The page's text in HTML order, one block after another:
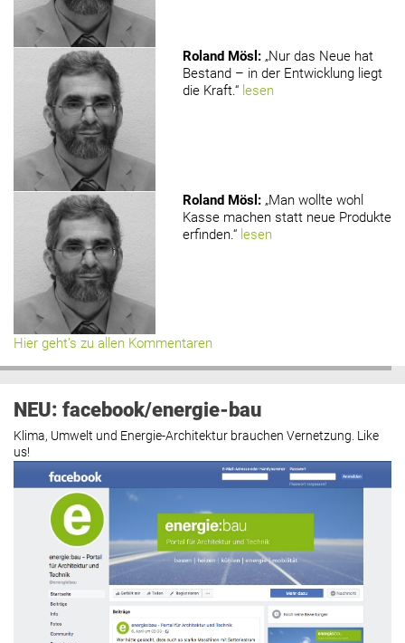
Roland Mösl : „Nur das Neue hat
Bestand – in der Entwicklung liegt
die Kraft.“ lesen
Roland Mösl : „Man wollte wohl
Kasse machen statt neue Produkte
erfinden.“ lesen
Hier geht’s zu allen Kommentaren
NEU: facebook/energie-bau
Klima, Umwelt und Energie-Architektur brauchen Vernetzung. Like
us!